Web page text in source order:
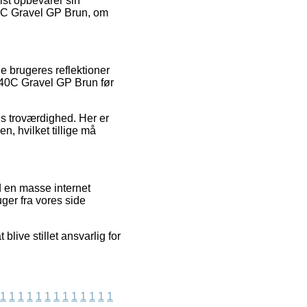
Gravel GP Brun, om
brugeres reflektioner
Gravel GP Brun før
troværdighed. Her er
hvilket tillige må
masse internet
fra vores side
blive stillet ansvarlig for
1 1 1 1 1 1 1 1 1 1 1 1 1